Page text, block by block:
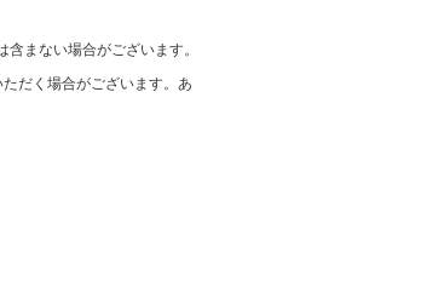
まない場合がございます。
だく場合がございます。あ